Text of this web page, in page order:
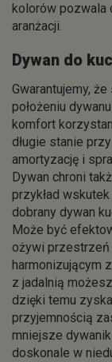
kolorów pozwala
aranżacji.
Dywan do
Gwarantujemy,
położeniu
komfort
długie stanie
amortyzację i
Dywan chroni
przykład
dobrany dywan
Może być
ożywi przestrzeń
harmonizującym
z jadalnią
dzięki temu
przyjemnością
mniejsze
doskonale w